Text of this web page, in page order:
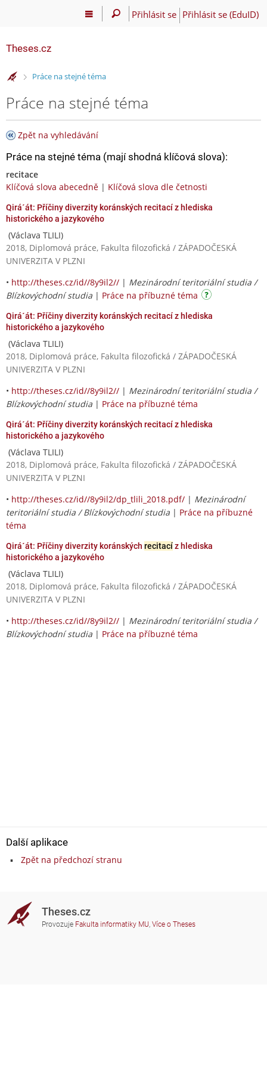
Přihlásit se Přihlásit se (EduID)
Theses.cz
>Práce na stejné téma
Práce na stejné téma
Zpět na vyhledávání
Práce na stejné téma (mají shodná klíčová slova):
recitace
Klíčová slova abecedně | Klíčová slova dle četnosti
Qirá´át: Příčiny diverzity koránských recitací z hlediska
historického a jazykového
(Václava TLILI)
2018, Diplomová práce, Fakulta filozofická / ZÁPADOČESKÁ
UNIVERZITA V PLZNI
• http://theses.cz/id//8y9il2// | Mezinárodní teritoriální studia /
Blízkovýchodní studia | Práce na příbuzné téma
Qirá´át: Příčiny diverzity koránských recitací z hlediska
historického a jazykového
(Václava TLILI)
2018, Diplomová práce, Fakulta filozofická / ZÁPADOČESKÁ
UNIVERZITA V PLZNI
• http://theses.cz/id//8y9il2// | Mezinárodní teritoriální studia /
Blízkovýchodní studia | Práce na příbuzné téma
Qirá´át: Příčiny diverzity koránských recitací z hlediska
historického a jazykového
(Václava TLILI)
2018, Diplomová práce, Fakulta filozofická / ZÁPADOČESKÁ
UNIVERZITA V PLZNI
• http://theses.cz/id//8y9il2/dp_tlili_2018.pdf/ | Mezinárodní
teritoriální studia / Blízkovýchodní studia | Práce na příbuzné
téma
Qirá´át: Příčiny diverzity koránských recitacíz hlediska
historického a jazykového
(Václava TLILI)
2018, Diplomová práce, Fakulta filozofická / ZÁPADOČESKÁ
UNIVERZITA V PLZNI
• http://theses.cz/id//8y9il2// | Mezinárodní teritoriální studia /
Blízkovýchodní studia | Práce na příbuzné téma
Další aplikace
Zpět na předchozí stranu
Theses.cz
Provozuje Fakulta informatiky MU, Více o Theses